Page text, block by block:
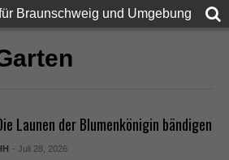
Braunschweig und Umgebung
Launen der Blumenkönigin bändigen
- Juli 28, 2026